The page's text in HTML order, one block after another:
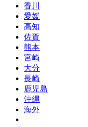
香川
愛媛
高知
佐賀
熊本
宮崎
大分
長崎
鹿児島
沖縄
海外